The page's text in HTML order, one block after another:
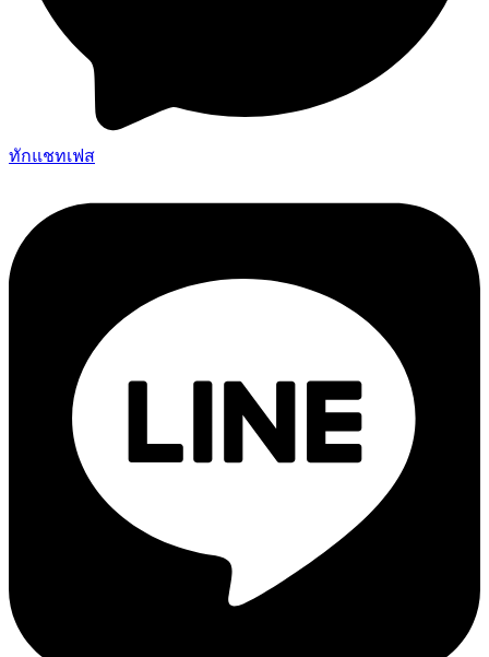
ทักแชทเฟส